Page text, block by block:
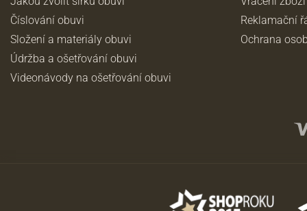
Číslování obuvi
Složení a materiály obuvi
Údržba a ošetřování obuvi
Videonávody na ošetřování obuvi
Reklamační
Ochrana